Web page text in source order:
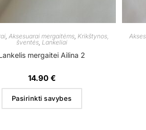
,Aksesuarai mergaitėms,Krikštynos,
šventės, Lankeliai
mergaitei Ailina 2
14.90 €
Pasirinkti savybes